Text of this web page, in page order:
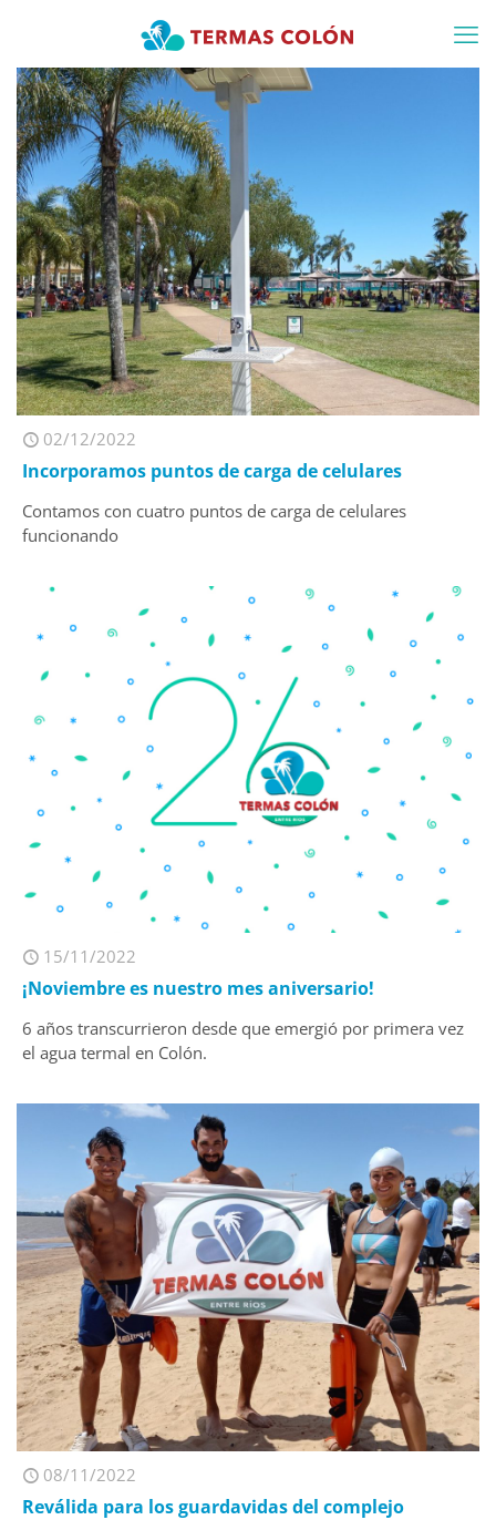
02/12/2022
Incorporamos puntos de carga de celulares
Contamos con cuatro puntos de carga de celulares
funcionando
15/11/2022
¡Noviembre es nuestro mes aniversario!
6 años transcurrieron desde que emergió por primera vez
el agua termal en Colón.
08/11/2022
Reválida para los guardavidas del complejo